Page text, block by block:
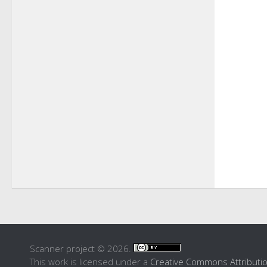
Scanner project © 2026.
This work is licensed under a Creative Commons